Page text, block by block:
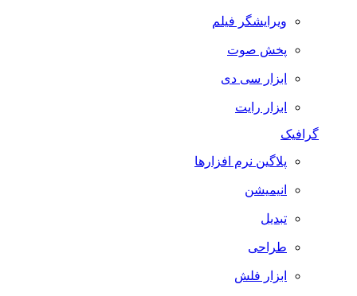
ویرایشگر فیلم
پخش صوت
ابزار سی دی
ابزار رایت
گرافیک
پلاگین نرم افزارها
انیمیشن
تبدیل
طراحی
ابزار فلش